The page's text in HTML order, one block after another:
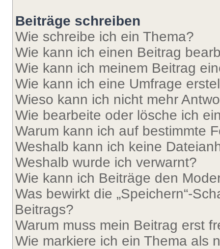
Beiträge schreiben
Wie schreibe ich ein Thema?
Wie kann ich einen Beitrag
Wie kann ich meinem Beitrag
Wie kann ich eine Umfrage
Wieso kann ich nicht mehr
Wie bearbeite oder lösche ich
Warum kann ich auf bestimmte
Weshalb kann ich keine
Weshalb wurde ich verwarnt?
Wie kann ich Beiträge den
Was bewirkt die „Speichern“-
Beitrags?
Warum muss mein Beitrag erst
Wie markiere ich ein Thema als